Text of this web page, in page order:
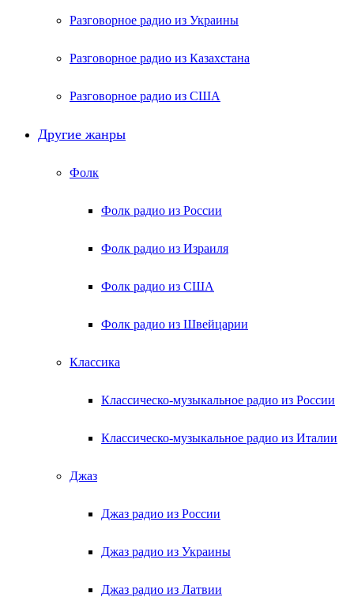
Разговорное радио из Украины
Разговорное радио из Казахстана
Разговорное радио из США
Другие жанры
Фолк
Фолк радио из России
Фолк радио из Израиля
Фолк радио из США
Фолк радио из Швейцарии
Классика
Классическо-музыкальное радио из России
Классическо-музыкальное радио из Италии
Джаз
Джаз радио из России
Джаз радио из Украины
Джаз радио из Латвии